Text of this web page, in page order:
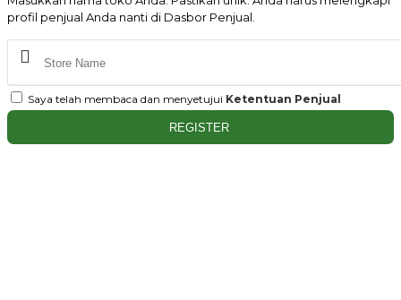
profil penjual Anda nanti di Dasbor Penjual.
Saya telah membaca dan menyetujui Ketentuan Penjual
REGISTER